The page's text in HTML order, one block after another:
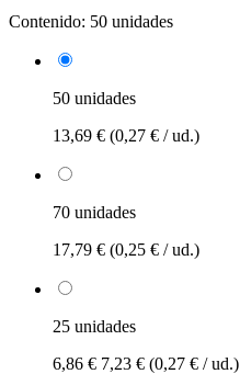
Contenido: 50 unidades
50 unidades
13,69 € (0,27 € / ud.)
70 unidades
17,79 € (0,25 € / ud.)
25 unidades
6,86 € 7,23 € (0,27 € / ud.)